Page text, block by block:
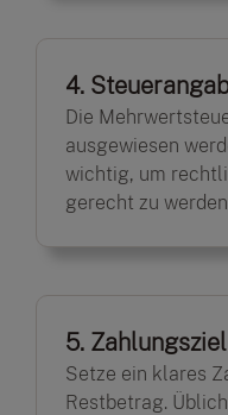
4.
Die
ausgewiesen
wichtig, um
gerecht zu
5. Zahlungsziel
Setze ein klares
Restbetrag.